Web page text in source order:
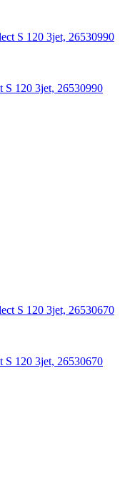
S 120 3jet, 26530990
S 120 3jet, 26530670